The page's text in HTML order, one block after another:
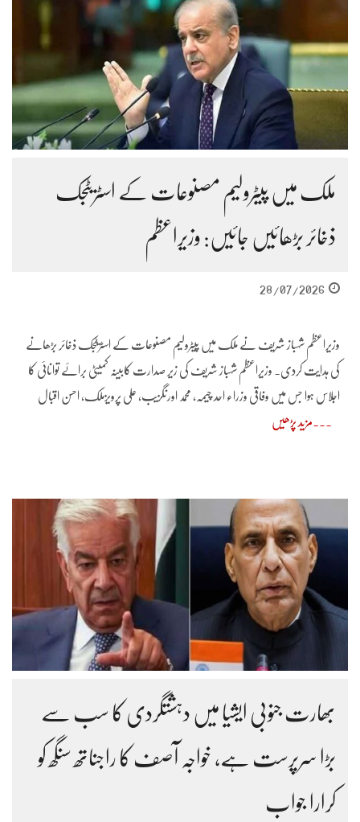
ملک میں پیٹرولیم مصنوعات کے اسٹریٹجک
ذخائر بڑھائیں جائیں: وزیراعظم
28/07/2026
وزیراعظم شہباز شریف نے ملک میں پیٹرولیم مصنوعات کے اسٹریٹجک ذخائر بڑھانے
کی ہدایت کردی۔ وزیراعظم شہباز شریف کی زیر صدارت کابینہ کمیٹی برائے توانائی کا
اجلاس ہوا جس میں وفاقی وزراء احد چیمہ، محمد اورنگزیب، علی پرویزملک، احسن اقبال
مزید پڑھیں
بھارت جنوبی ایشیا میں دہشتگردی کا سب سے
بڑا سرپرست ہے، خواجہ آصف کا راجناتھ سنگھ کو
کرارا جواب